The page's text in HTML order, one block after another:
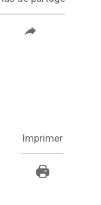
Imprimer